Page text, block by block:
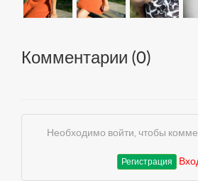
Комментарии (0)
Необходимо войти, чтобы
Регистрация